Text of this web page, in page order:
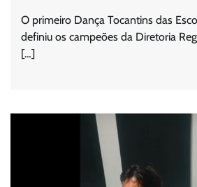
O primeiro Dança Tocantins das
definiu os campeões da Diretoria
[…]